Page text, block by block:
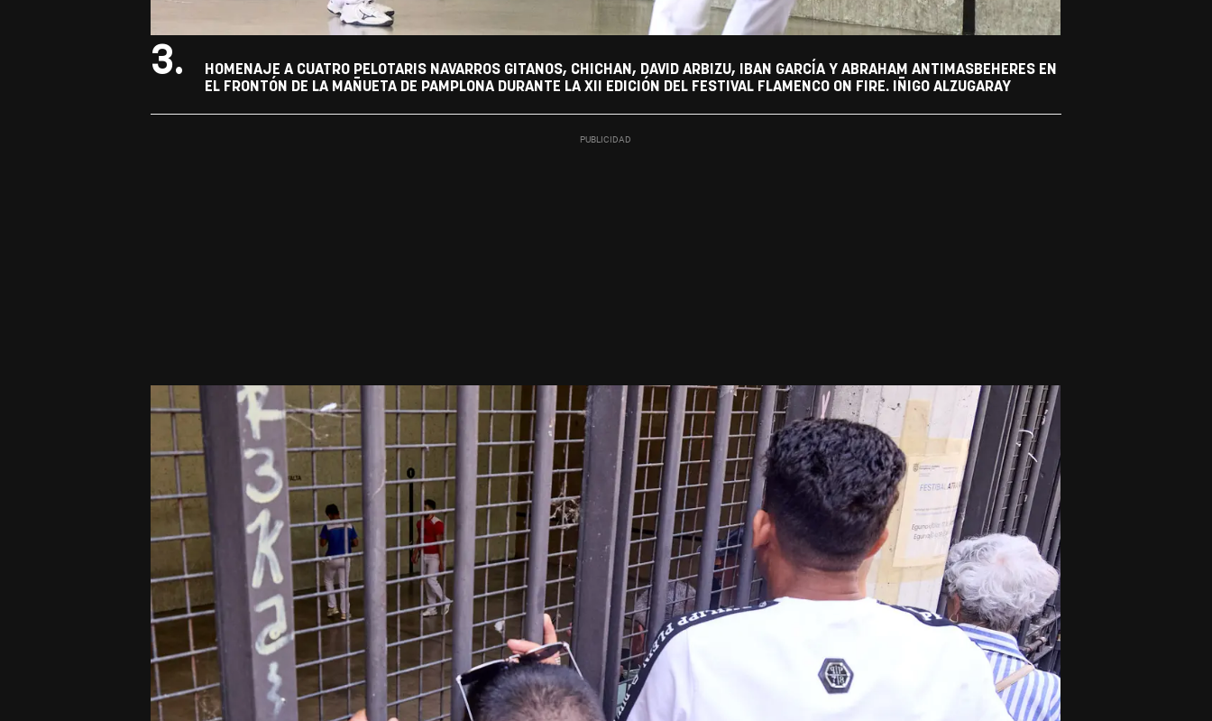
3.
HOMENAJE A CUATRO PELOTARIS NAVARROS GITANOS, CHICHAN, DAVID ARBIZU, IBAN GARCÍA Y ABRAHAM ANTIMASBEHERES EN
EL FRONTÓN DE LA MAÑUETA DE PAMPLONA DURANTE LA XII EDICIÓN DEL FESTIVAL FLAMENCO ON FIRE. IÑIGO ALZUGARAY